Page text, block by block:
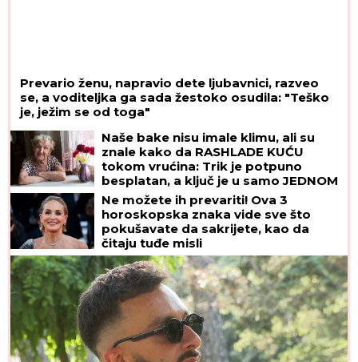
Prevario ženu, napravio dete ljubavnici, razveo
se, a voditeljka ga sada žestoko osudila: "Teško
je, ježim se od toga"
Naše bake nisu imale klimu, ali su
znale kako da RASHLADE KUĆU
tokom vrućina: Trik je potpuno
besplatan, a ključ je u samo JEDNOM
PRAVILU
Ne možete ih prevariti! Ova 3
horoskopska znaka vide sve što
pokušavate da sakrijete, kao da
čitaju tuđe misli